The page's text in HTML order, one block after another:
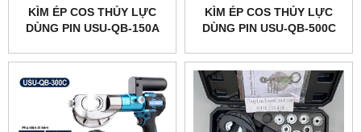
KÌM ÉP COS THỦY LỰC
DÙNG PIN USU-QB-150A
KÌM ÉP COS THỦY LỰC
DÙNG PIN USU-QB-500C